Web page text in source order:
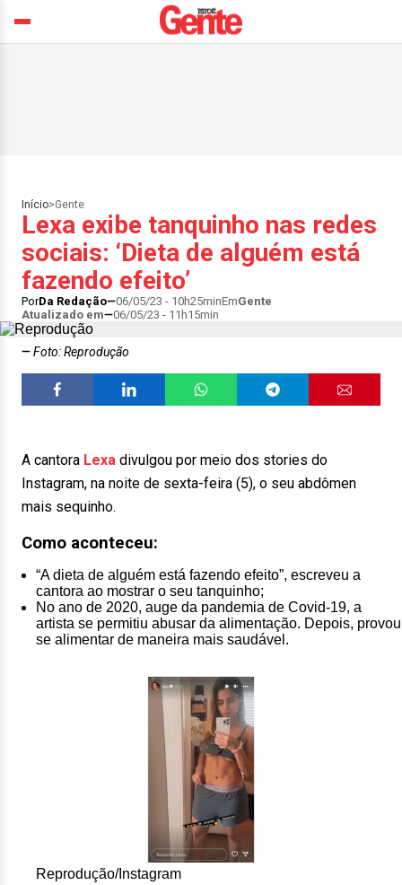
Início>Gente
Lexa exibe tanquinho nas redes
sociais: ‘Dieta de alguém está
fazendo efeito’
PorDa Redação 06/05/23 - 10h25minEmGente
Atualizado em
06/05/23 - 11h15min
Foto: Reprodução
A cantora Lexa divulgou por meio dos stories do
Instagram, na noite de sexta-feira (5), o seu abdômen
mais sequinho.
Como aconteceu:
“A dieta de alguém está fazendo efeito”, escreveu a
cantora ao mostrar o seu tanquinho;
No ano de 2020, auge da pandemia de Covid-19, a
artista se permitiu abusar da alimentação. Depois, provou
se alimentar de maneira mais saudável.
Reprodução/Instagram